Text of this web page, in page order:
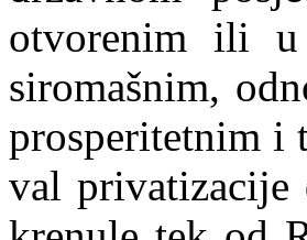
otvorenim ili u
siromašnim,
prosperitetnim i
val privatizacije